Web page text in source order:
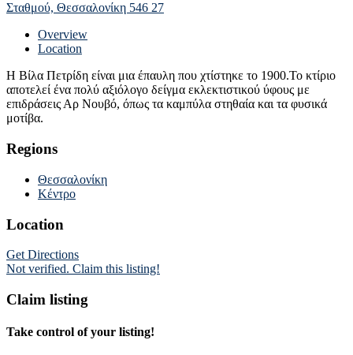
Σταθμού, Θεσσαλονίκη 546 27
Overview
Location
Η Βίλα Πετρίδη είναι μια έπαυλη που χτίστηκε το 1900.Το κτίριο
αποτελεί ένα πολύ αξιόλογο δείγμα εκλεκτιστικού ύφους με
επιδράσεις Αρ Νουβό, όπως τα καμπύλα στηθαία και τα φυσικά
μοτίβα.
Regions
Θεσσαλονίκη
Κέντρο
Location
Get Directions
Not verified. Claim this listing!
Claim listing
Take control of your listing!